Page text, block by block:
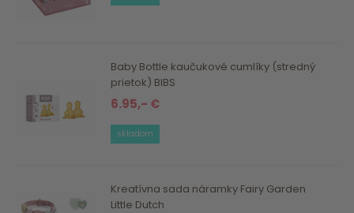
Baby Bottle kaučukové cumlíky (stredný
prietok) BIBS
6.95,- €
skladom
Kreatívna sada náramky Fairy Garden
Little Dutch